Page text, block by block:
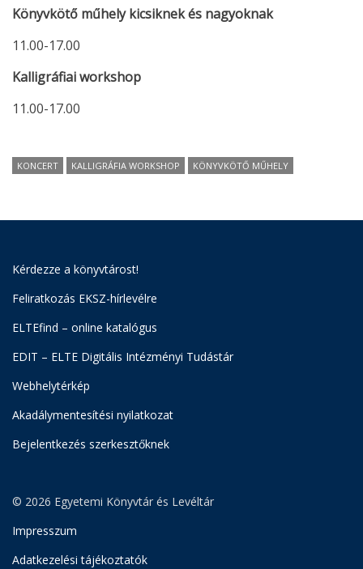
Könyvkötő műhely kicsiknek és nagyoknak
11.00-17.00
Kalligráfiai workshop
11.00-17.00
KONCERT KALLIGRÁFIA WORKSHOP KÖNYVKÖTŐ MŰHELY
Kérdezze a könyvtárost!
Feliratkozás EKSZ-hírlevélre
ELTEfind – online katalógus
EDIT – ELTE Digitális Intézményi Tudástár
Webhelytérkép
Akadálymentesítési nyilatkozat
Bejelentkezés szerkesztőknek
© 2026 Egyetemi Könyvtár és Levéltár
Impresszum
Adatkezelési tájékoztatók